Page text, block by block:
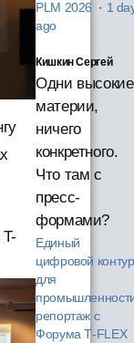
PLM 2026 · 1
ago
Кишкин Сергей
Одни высокие
материи,
ничего
конкретного.
Что там с
пресс-
формами?
Единый
цифровой контур
для
репортаж с
Форума T‑FLEX